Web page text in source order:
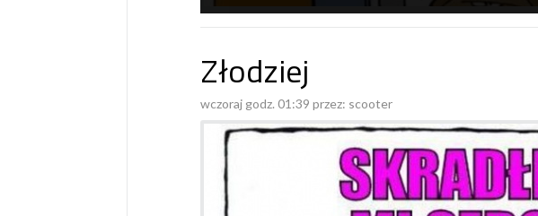
Złodziej
wczoraj godz. 01:39 przez: scooter